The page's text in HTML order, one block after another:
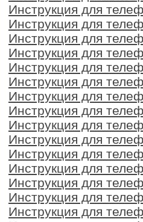
Инструкция для
Инструкция для
Инструкция для
Инструкция для
Инструкция для
Инструкция для
Инструкция для
Инструкция для
Инструкция для
Инструкция для
Инструкция для
Инструкция для
Инструкция для
Инструкция для
Инструкция для